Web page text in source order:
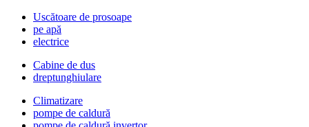
Uscătoare de prosoape
pe apă
electrice
Cabine de dus
dreptunghiulare
Climatizare
pompe de caldură